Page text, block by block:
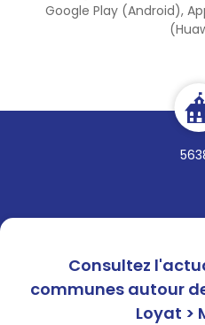
Google Play (Android),
Consultez
communes autour
Loyat >